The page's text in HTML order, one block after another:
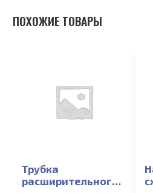
ПОХОЖИЕ ТОВАРЫ
Трубка
расширительного